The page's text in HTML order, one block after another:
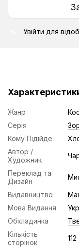
Увійти для
Жанр
Серія
Кому Підійде
Автор /
Художник
Переклад та
Дизайн
Видавництво
Мова Видання
Обкладинка
Кількість
сторінок
112